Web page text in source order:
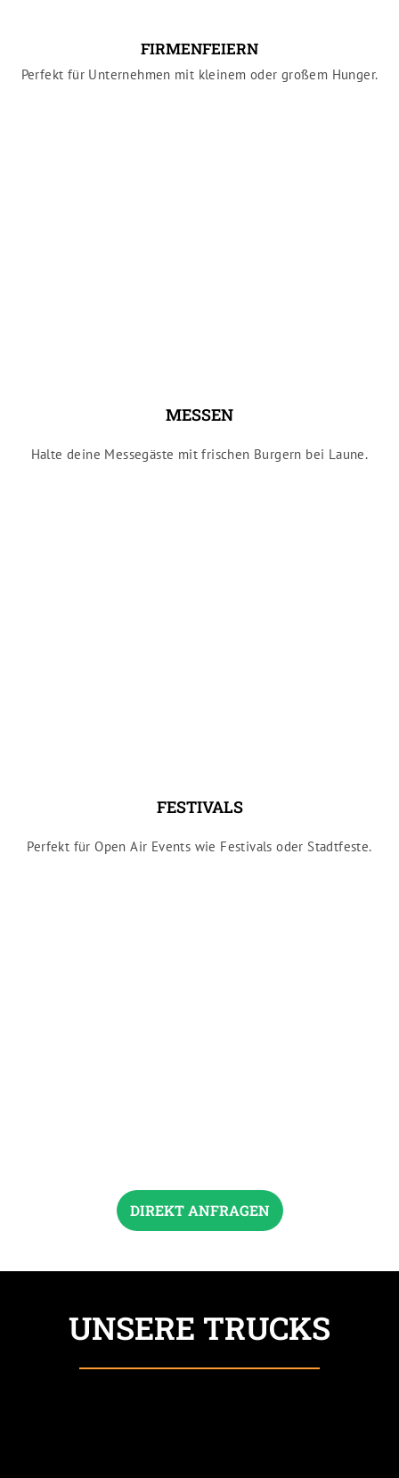
FIRMENFEIERN
Perfekt für Unternehmen mit kleinem oder großem Hunger.
MESSEN
Halte deine Messegäste mit frischen Burgern bei Laune.
FESTIVALS
Perfekt für Open Air Events wie Festivals oder Stadtfeste.
DIREKT ANFRAGEN
UNSERE TRUCKS